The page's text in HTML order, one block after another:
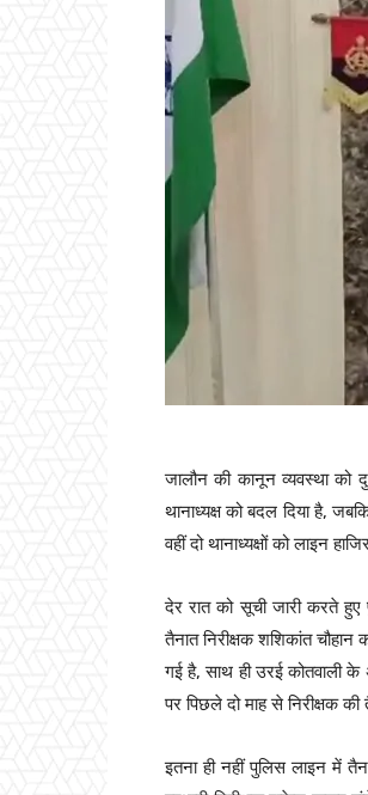
जालौन की कानून व्यवस्था को
थानाध्यक्ष को बदल दिया है,
वहीं दो थानाध्यक्षों को लाइन
देर रात को सूची जारी करते हुए
तैनात निरीक्षक शशिकांत चौहान
गई है, साथ ही उरई कोतवाली के
पर पिछले दो माह से निरीक्षक की
इतना ही नहीं पुलिस लाइन में